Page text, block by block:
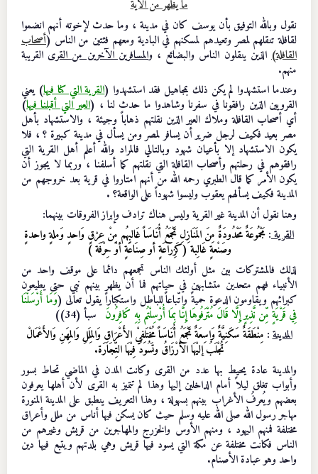
ما يظهر من الآية
نقول وبالله التوفيق بأن يوسف كان في مدينة ، وما حدث لإخوته أنهم انضموا
لقافلة تنقلهم لمصر وتعيدهم لمسكنهم في البادية ومعهم فئتين من الناس (أصحاب
القافلة)الذين ينقلون الناس والبضائع ، والمسافرين الآخرين من القرى القريبة
منهم.
وعندما استشهدوا لم يكن ذلك بمجاهيل فقد استشهدوا (القرية التي كنا فيها) يعني
القرويين الذين رافقونا في سفرنا وشاهدوا ما حدث لنا ، (العير التي أقبلنا فيها)
أي أصحاب القافلة وملاك العير الذين نقلتهم ذهاباً وجيئة ، والاستشهاد بأهل
مصر بعيد فكيف لرجل ضرير أن يسافر لمصر ومن يسأل في مدينة كبيرة ؟ ، فلا
يكون الاستشهاد إلا بأعيان شهود وبالتالي فالمراد والله أعلم أهل القرية التي
رافقوهم في رحلتهم وأصحاب القافلة التي نقلتهم كما أسلفنا ، وربما لا يجوز أن
يكون الأمر كما قال الطبري رحمه الله من أنهم امتاروا في قرية بعد خروجهم من
المدينة فكيف يسألهم يعقوب وليسوا شهوداً على الواقعة؟ .
وهنا نقول أن المدينة غير القرية وليس هناك ترادف وإبراز الفروقات بينهما:
القرية:مَجْمُوعَةٌ مَحْدُودَةٌ مِنَ المَنَازِلِ تَجْمَعُ أُنَاسَاً غَالبِهُم مِنْ عِرْقٍ وَاحدٍ وَملةٍ واحدةٍ
وصَنْعةٍ غَالِبة (كَزِرَاعَةٍ أو صِنَاعَةٍ أوْ حِرْفَة )
لذلك فالمشتركات بين مثل أولئك الناس تجمعهم دائما على موقف واحد من
الأنبياء فهم متحدين متشابهين في حياتهم فما أن يظهر بينهم نبي حتى يطيعون
كبرائهم ويقاومون الدعوة حميةً واتّباعاً للباطل واستكباراً يقول تعالى (وَمَا أَرْسَلْنَا
فِي قَرْيَةٍ مِّن نَّذِيرٍ إِلَّا قَالَ مُتْرَفُوهَا إِنَّا بِمَا أُرْسِلْتُم بِهِ كَافِرُونَ سبأ (34))
المدينة: مِنْطَقَةٌ سَكَنِيَّةٌ وَاسِعَةٌ تَجْمَعُ أُنَاسَاً مُخْتَلِفيْ الأَعْرَاقِ وَالمِلَلِ وَالمِهَنِ وَالأَعْمَالْ
تُجْلَبُ إليْهَا الأرْزَاقُ وتَسُودُ فِيْهَا التِّجَارَة.
والمدينة عادة يحيط بها عدد من القرى وكانت المدن في الماضي تحاط بسور
وأبواب تغلق ليلاً أمام الداخلين إليها وهذا لم تتميز به القرى لأن أهلها يعرفون
بعضهم ويُعرفُ الأغراب بينهم بسهولة ، وهذا التعريف ينطبق على المدينة المنورة
مهاجر رسول الله صلى الله عليه وسلم حيث كان يسكن فيها أناس من ملل وأعراق
مختلفة فمنهم اليهود ، ومنهم الأوس والخزرج والمهاجرين من قريش وغيرهم من
الناس فكانت مختلفة عن مكة التي يسود فيها قريش وهي بلدتهم ويتبع فيها دين
واحد وهو عبادة الأصنام.